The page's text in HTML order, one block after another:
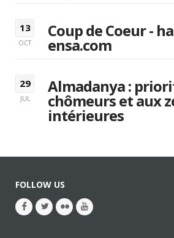
13
OCT
Coup de Coeur -
ensa.com
29
JUL
Almadanya :
chômeurs et aux
intérieures
FOLLOW US